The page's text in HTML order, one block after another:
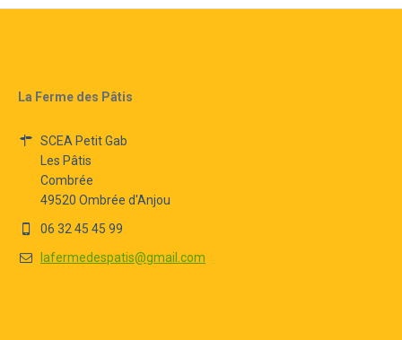
La Ferme des Pâtis
SCEA Petit Gab
Les Pâtis
Combrée
49520 Ombrée d'Anjou
06 32 45 45 99
lafermedespatis@gmail.com